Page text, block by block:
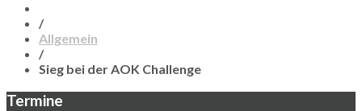
/
Allgemein
/
Sieg bei der AOK Challenge
Termine